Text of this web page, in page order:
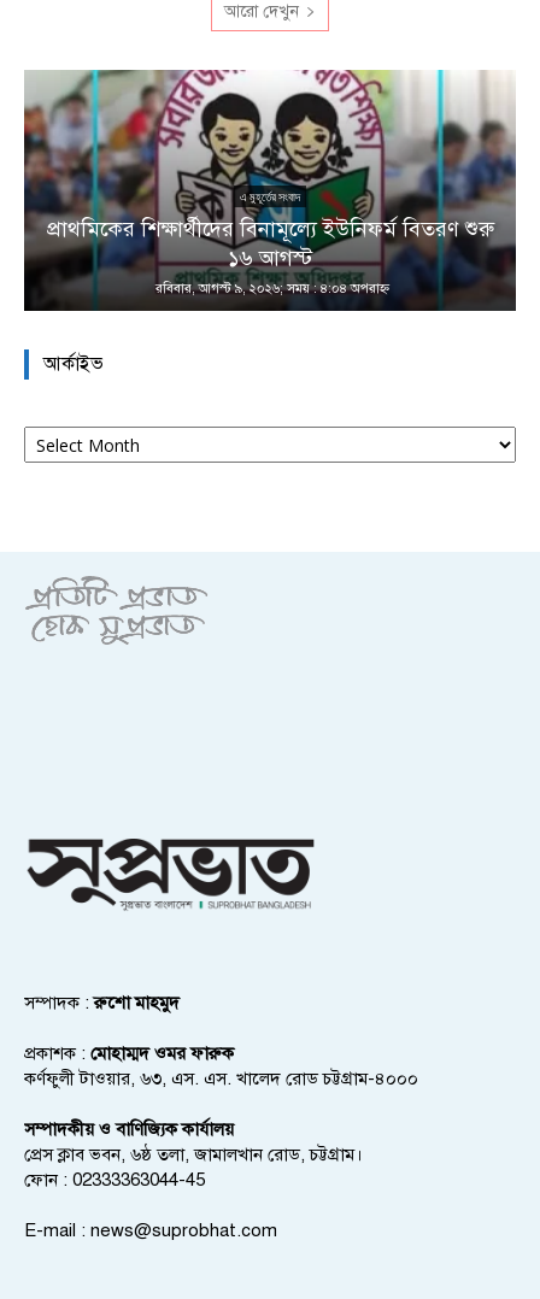
আরো দেখুন
এ মুহূর্তের সংবাদ
প্রাথমিকের শিক্ষার্থীদের বিনামূল্যে ইউনিফর্ম বিতরণ শুরু
১৬ আগস্ট
রবিবার, আগস্ট ৯, ২০২৬; সময় : ৪:০৪ অপরাহ্ণ
আর্কাইভ
আর্কাইভ
সম্পাদক :রুশো মাহমুদ
প্রকাশক : মোহাম্মদ ওমর ফারুক
কর্ণফুলী টাওয়ার, ৬৩, এস. এস. খালেদ রোড চট্টগ্রাম-৪০০০
সম্পাদকীয় ও বাণিজ্যিক কার্যালয়
প্রেস ক্লাব ভবন, ৬ষ্ঠ তলা, জামালখান রোড, চট্টগ্রাম।
ফোন : 02333363044-45
E-mail : news@suprobhat.com